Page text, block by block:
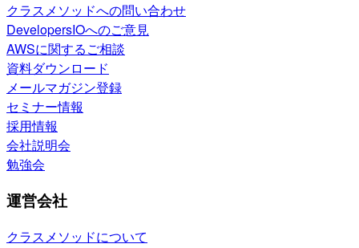
クラスメソッドへの問い合わせ
DevelopersIOへのご意見
AWSに関するご相談
資料ダウンロード
メールマガジン登録
セミナー情報
採用情報
会社説明会
勉強会
運営会社
クラスメソッドについて